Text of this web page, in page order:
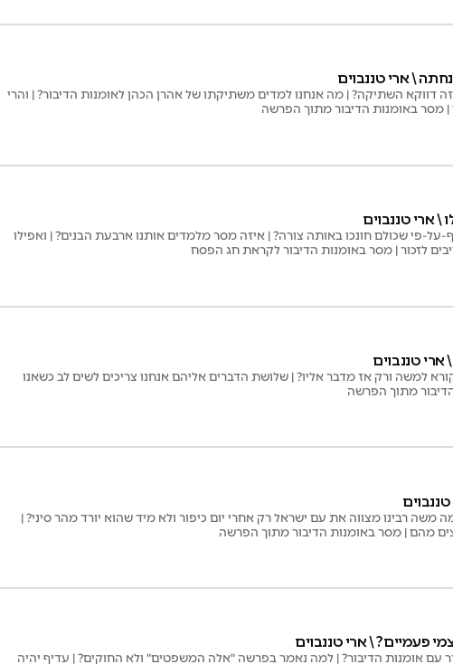
\ ארי טננבוים
דווקא השתיקה? | מה אנחנו למדים משתיקתו של אהרן הכהן לאומנות הדיבור? | והרי
| מסר באומנות הדיבור מתוך הפרשה
\ ארי טננבוים
פי שכולם חונכו באותה צורה? | איזה מסר מלמדים אותנו ארבעת הבנים? | ואפילו
לזכור | מסר באומנות הדיבור לקראת חג הפסח
טננבוים
למשה ורק אז מדבר אליו? | שלושת הדברים אליהם אנחנו צריכים לשים לב כשאנו
מתוך הפרשה
רבינו מצווה את עם ישראל רק אחרי יום כיפור ולא מיד שהוא יורד מהר סיני? |
מהם | מסר באומנות הדיבור מתוך הפרשה
פעמיים? \ ארי טננבוים
עם אומנות הדיבור? | למה נאמר בפרשה "אלה המשפטים" ולא החוקים? | עדיף יהיה